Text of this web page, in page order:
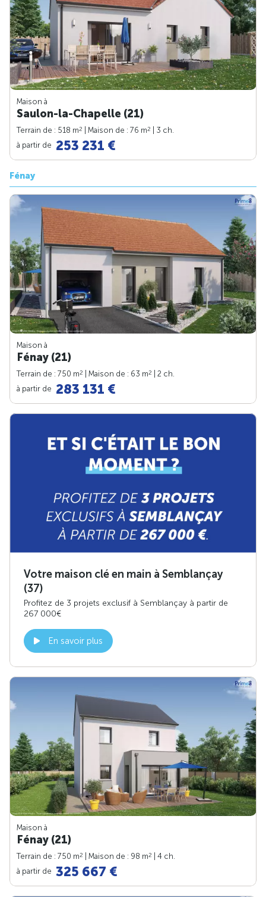
Maison à
Saulon-la-Chapelle (21)
Terrain de : 518 m2 | Maison de : 76 m2
| 3 ch.
à partir de 253 231 €
Fénay
Maison à
Fénay (21)
Terrain de : 750 m2 | Maison de : 63 m2
| 2 ch.
à partir de 283 131 €
Votre maison clé en main à Semblançay
(37)
Profitez de 3 projets exclusif à Semblançay à partir de
267 000€
En savoir plus
Maison à
Fénay (21)
Terrain de : 750 m2 | Maison de : 98 m2
| 4 ch.
à partir de 325 667 €